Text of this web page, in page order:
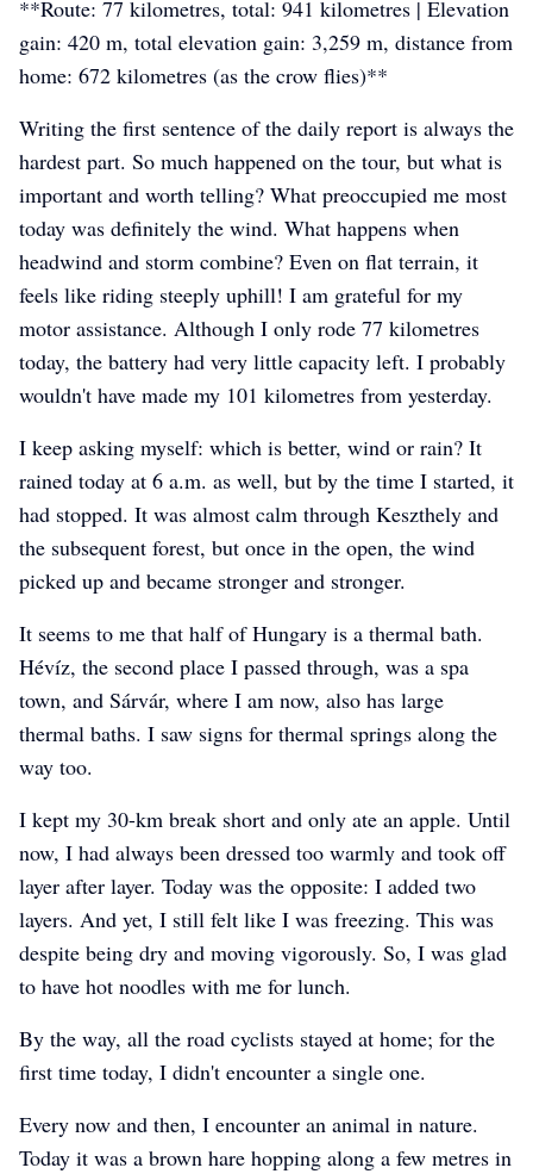
0:35
0:25
**Route: 77 kilometres, total: 941 kilometres | Elevation
gain: 420 m, total elevation gain: 3,259 m, distance from
home: 672 kilometres (as the crow flies)**
Writing the first sentence of the daily report is always the
hardest part. So much happened on the tour, but what is
important and worth telling? What preoccupied me most
today was definitely the wind. What happens when
headwind and storm combine? Even on flat terrain, it
feels like riding steeply uphill! I am grateful for my
motor assistance. Although I only rode 77 kilometres
today, the battery had very little capacity left. I probably
wouldn't have made my 101 kilometres from yesterday.
I keep asking myself: which is better, wind or rain? It
rained today at 6 a.m. as well, but by the time I started, it
had stopped. It was almost calm through Keszthely and
the subsequent forest, but once in the open, the wind
picked up and became stronger and stronger.
It seems to me that half of Hungary is a thermal bath.
Hévíz, the second place I passed through, was a spa
town, and Sárvár, where I am now, also has large
thermal baths. I saw signs for thermal springs along the
way too.
I kept my 30-km break short and only ate an apple. Until
now, I had always been dressed too warmly and took off
layer after layer. Today was the opposite: I added two
layers. And yet, I still felt like I was freezing. This was
despite being dry and moving vigorously. So, I was glad
to have hot noodles with me for lunch.
By the way, all the road cyclists stayed at home; for the
first time today, I didn't encounter a single one.
Every now and then, I encounter an animal in nature.
Today it was a brown hare hopping along a few metres in